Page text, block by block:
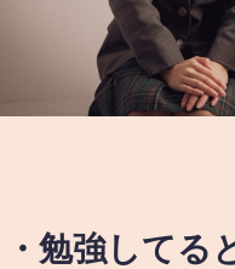
・勉強して